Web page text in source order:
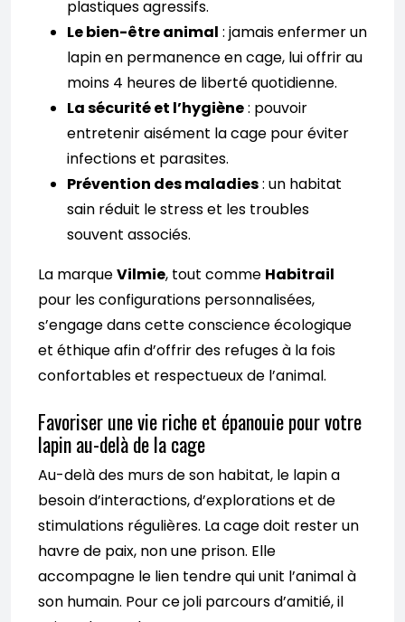
plastiques agressifs.
Le bien-être animal : jamais enfermer un
lapin en permanence en cage, lui offrir au
moins 4 heures de liberté quotidienne.
La sécurité et l’hygiène: pouvoir
entretenir aisément la cage pour éviter
infections et parasites.
Prévention des maladies: un habitat
sain réduit le stress et les troubles
souvent associés.
La marqueVilmie, tout comme Habitrail
pour les configurations personnalisées,
s’engage dans cette conscience écologique
et éthique afin d’offrir des refuges à la fois
confortables et respectueux de l’animal.
Favoriser une vie riche et épanouie pour votre
lapin au-delà de la cage
Au-delà des murs de son habitat, le lapin a
besoin d’interactions, d’explorations et de
stimulations régulières. La cage doit rester un
havre de paix, non une prison. Elle
accompagne le lien tendre qui unit l’animal à
son humain. Pour ce joli parcours d’amitié, il